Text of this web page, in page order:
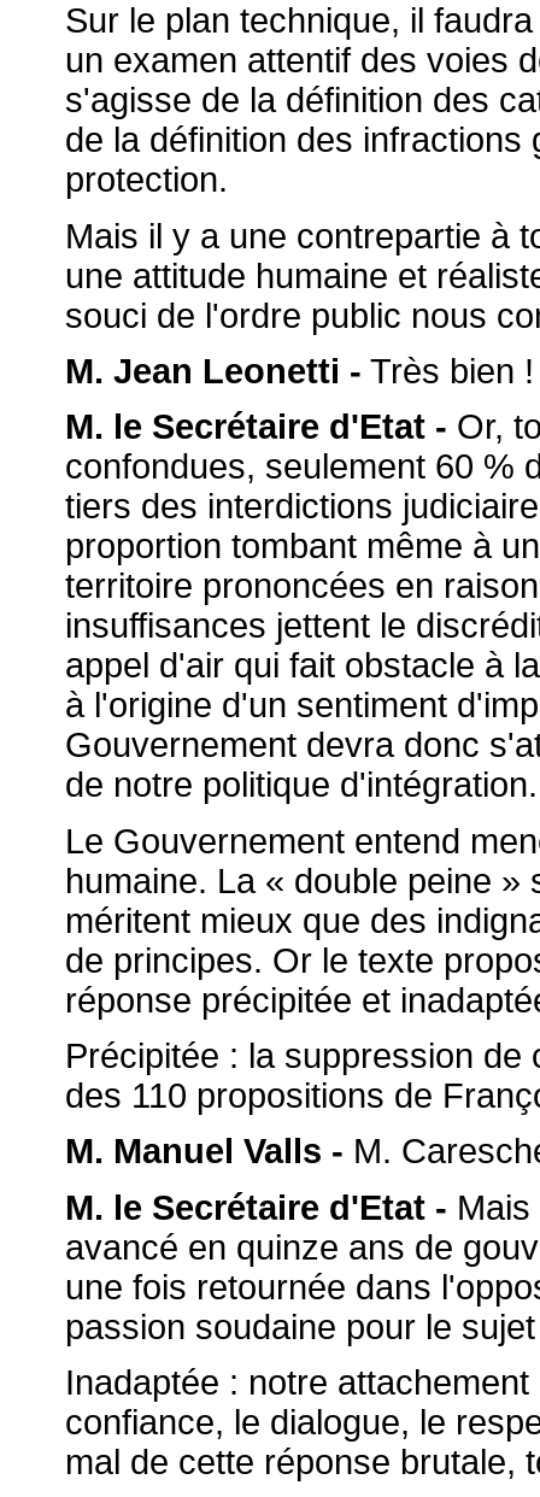
Sur le plan technique, il
un examen attentif des voies
s'agisse de la définition des
de la définition des
protection.
Mais il y a une contrepartie à
une attitude humaine et
souci de l'ordre public nous
M. Jean Leonetti - Très bien !
M. le Secrétaire d'Etat - Or,
confondues, seulement 60 %
tiers des interdictions
proportion tombant même à
territoire prononcées en
insuffisances jettent le
appel d'air qui fait obstacle à
à l'origine d'un sentiment
Gouvernement devra donc
de notre politique d'intégration.
Le Gouvernement entend
humaine. La « double peine
méritent mieux que des
de principes. Or le texte
réponse précipitée et
Précipitée : la suppression de
des 110 propositions de
M. Manuel Valls - M.
M. le Secrétaire d'Etat -
avancé en quinze ans de
une fois retournée dans
passion soudaine pour le
Inadaptée : notre
confiance, le dialogue, le
mal de cette réponse brutale,